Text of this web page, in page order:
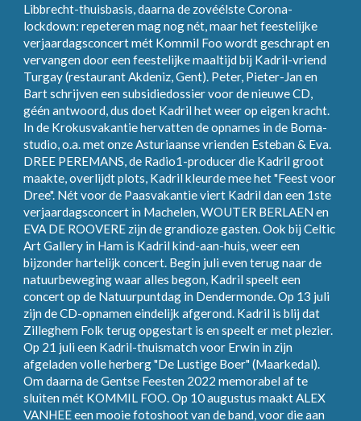
Libbrecht-thuisbasis, daarna de zovéélste Corona-
lockdown: repeteren mag nog nét, maar het feestelijke
verjaardagsconcert mét Kommil Foo wordt geschrapt en
vervangen door een feestelijke maaltijd bij Kadril-vriend
Turgay (restaurant Akdeniz, Gent). Peter, Pieter-Jan en
Bart schrijven een subsidiedossier voor de nieuwe CD,
géén antwoord, dus doet Kadril het weer op eigen kracht.
In de Krokusvakantie hervatten de opnames in de Boma-
studio, o.a. met onze Asturiaanse vrienden Esteban & Eva.
DREE PEREMANS, de Radio1-producer die Kadril groot
maakte, overlijdt plots, Kadril kleurde mee het "Feest voor
Dree". Nét voor de Paasvakantie viert Kadril dan een 1ste
verjaardagsconcert in Machelen, WOUTER BERLAEN en
EVA DE ROOVERE zijn de grandioze gasten. Ook bij Celtic
Art Gallery in Ham is Kadril kind-aan-huis, weer een
bijzonder hartelijk concert. Begin juli even terug naar de
natuurbeweging waar alles begon, Kadril speelt een
concert op de Natuurpuntdag in Dendermonde. Op 13 juli
zijn de CD-opnamen eindelijk afgerond. Kadril is blij dat
Zilleghem Folk terug opgestart is en speelt er met plezier.
Op 21 juli een Kadril-thuismatch voor Erwin in zijn
afgeladen volle herberg "De Lustige Boer" (Maarkedal).
Om daarna de Gentse Feesten 2022 memorabel af te
sluiten mét KOMMIL FOO. Op 10 augustus maakt ALEX
VANHEE een mooie fotoshoot van de band, voor die aan